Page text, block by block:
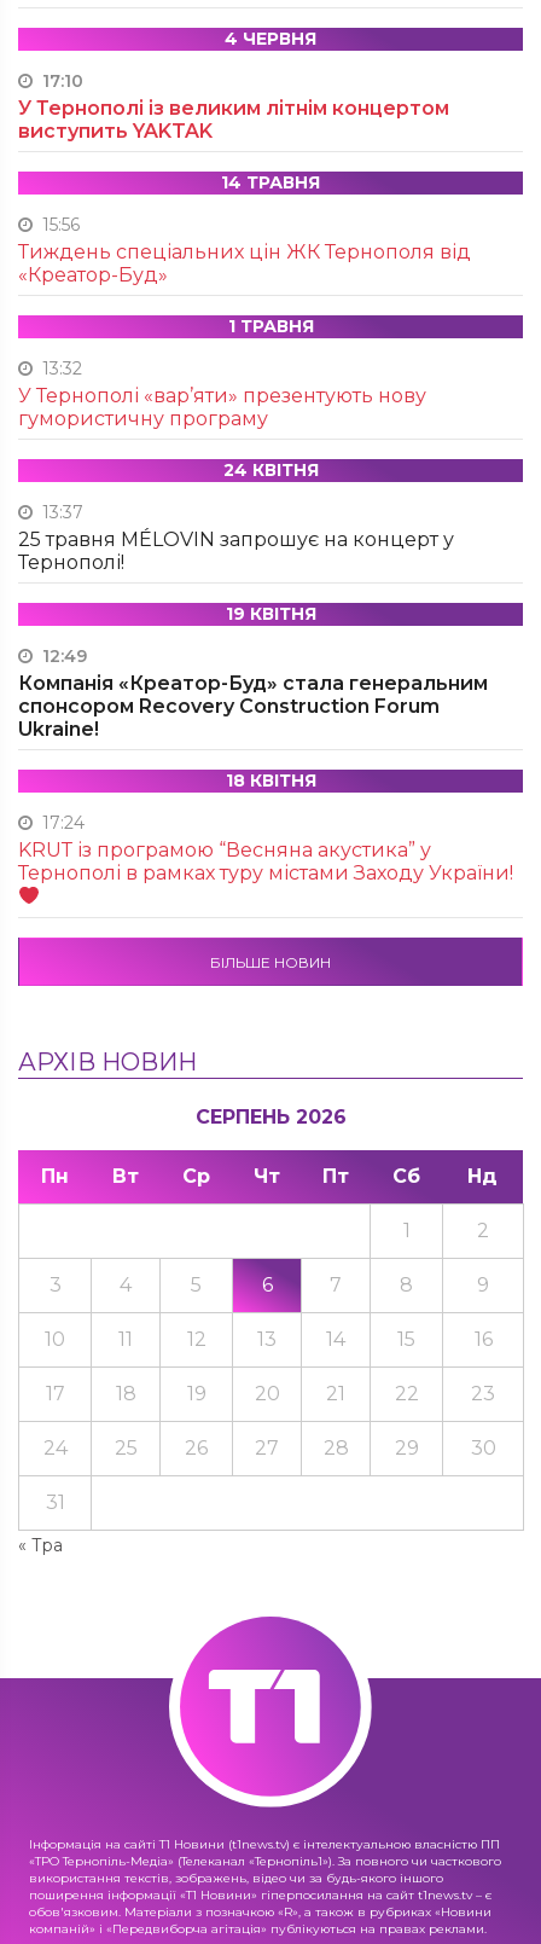
4 ЧЕРВНЯ
17:10
У Тернополі із великим літнім концертом
виступить YAKTAK
14 ТРАВНЯ
15:56
Тиждень спеціальних цін ЖК Тернополя від
«Креатор-Буд»
1 ТРАВНЯ
13:32
У Тернополі «вар’яти» презентують нову
гумористичну програму
24 КВІТНЯ
13:37
25 травня MÉLOVIN запрошує на концерт у
Тернополі!
19 КВІТНЯ
12:49
Компанія «Креатор-Буд» стала генеральним
спонсором Recovery Construction Forum
Ukraine!
18 КВІТНЯ
17:24
KRUТ із програмою “Весняна акустика” у
Тернополі в рамках туру містами Заходу України!
БІЛЬШЕ НОВИН
АРХІВ НОВИН
СЕРПЕНЬ 2026
Пн Вт Ср Чт Пт Сб Нд
« Тра
1 2
3 4 5 6 7 8 9
10 11 12 13 14 15 16
17 18 19 20 21 22 23
24 25 26 27 28 29 30
31
Інформація на сайті Т1 Новини (t1news.tv) є інтелектуальною власністю ПП
«ТРО Тернопіль-Медіа» (Телеканал «Тернопіль1»). За повного чи часткового
використання текстів, зображень, відео чи за будь-якого іншого
поширення інформації «Т1 Новини» гіперпосилання на сайт t1news.tv – є
обов'язковим. Матеріали з позначкою «R», а також в рубриках «Новини
компаній» і «Передвиборча агітація» публікуються на правах реклами.